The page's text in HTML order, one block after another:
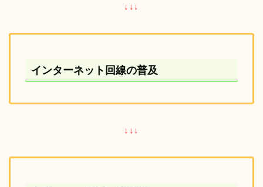
↓↓↓
インターネット回線の普及
↓↓↓